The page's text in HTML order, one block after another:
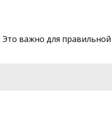
важно для